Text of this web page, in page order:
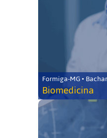
Formiga-MG •
Biomedicina